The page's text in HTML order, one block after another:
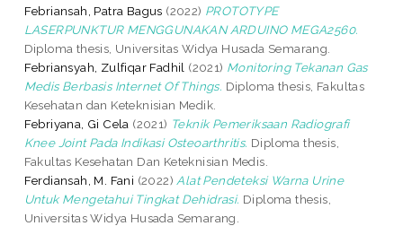
Febriansah, Patra Bagus (2022) PROTOTYPE
LASERPUNKTUR MENGGUNAKAN ARDUINO MEGA2560.
Diploma thesis, Universitas Widya Husada Semarang.
Febriansyah, Zulfiqar Fadhil (2021) Monitoring Tekanan Gas
Medis Berbasis Internet Of Things. Diploma thesis, Fakultas
Kesehatan dan Keteknisian Medik.
Febriyana, Gi Cela (2021) Teknik Pemeriksaan Radiografi
Knee Joint Pada Indikasi Osteoarthritis. Diploma thesis,
Fakultas Kesehatan Dan Keteknisian Medis.
Ferdiansah, M. Fani (2022) Alat Pendeteksi Warna Urine
Untuk Mengetahui Tingkat Dehidrasi. Diploma thesis,
Universitas Widya Husada Semarang.